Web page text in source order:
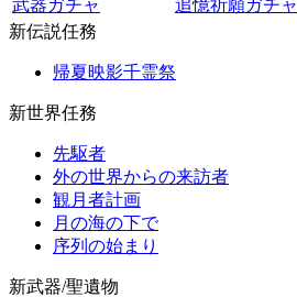
武器ガチャ
追憶祈願ガチャ
新伝説任務
帰夏映影千霊祭
新世界任務
先駆者
外の世界からの来訪者
観月者計画
月の海の下で
序列の始まり
新武器/聖遺物